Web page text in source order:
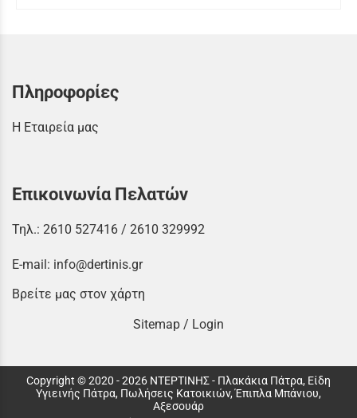
Πληροφορίες
Η Εταιρεία μας
Επικοινωνία Πελατών
Τηλ.: 2610 527416 / 2610 329992
E-mail: info@dertinis.gr
Βρείτε μας στον χάρτη
Sitemap / Login
Copyright © 2020 - 2026 ΝΤΕΡΤΙΝΗΣ - Πλακάκια Πάτρα, Είδη
Υγιεινής Πάτρα, Πωλήσεις Κατοικιών, Έπιπλα Μπάνιου,
Αξεσουάρ